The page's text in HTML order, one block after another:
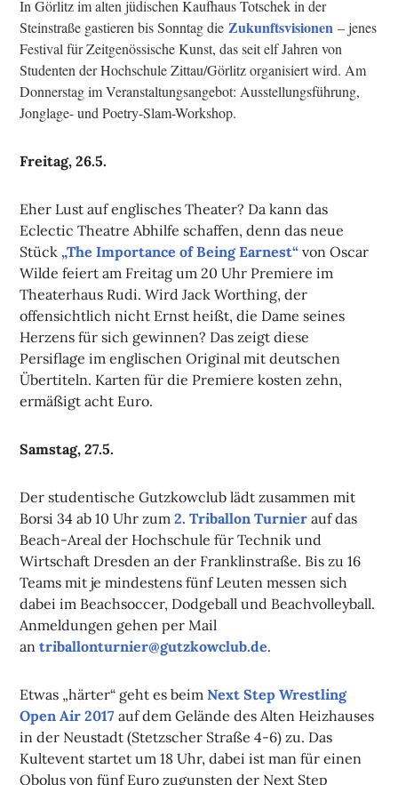
In Görlitz im alten jüdischen Kaufhaus Totschek in der
Steinstraße gastieren bis Sonntag die Zukunftsvisionen – jenes
Festival für Zeitgenössische Kunst, das seit elf Jahren von
Studenten der Hochschule Zittau/Görlitz organisiert wird. Am
Donnerstag im Veranstaltungsangebot: Ausstellungsführung,
Jonglage- und Poetry-Slam-Workshop.
Freitag, 26.5.
Eher Lust auf englisches Theater? Da kann das
Eclectic Theatre Abhilfe schaffen, denn das neue
Stück„The Importance of Being Earnest“ von Oscar
Wilde feiert am Freitag um 20 Uhr Premiere im
Theaterhaus Rudi. Wird Jack Worthing, der
offensichtlich nicht Ernst heißt, die Dame seines
Herzens für sich gewinnen? Das zeigt diese
Persiflage im englischen Original mit deutschen
Übertiteln. Karten für die Premiere kosten zehn,
ermäßigt acht Euro.
Samstag, 27.5.
Der studentische Gutzkowclub lädt zusammen mit
Borsi 34 ab 10 Uhr zum2. Triballon Turnier auf das
Beach-Areal der Hochschule für Technik und
Wirtschaft Dresden an der Franklinstraße. Bis zu 16
Teams mit je mindestens fünf Leuten messen sich
dabei im Beachsoccer, Dodgeball und Beachvolleyball.
Anmeldungen gehen per Mail
antriballonturnier@gutzkowclub.de.
Etwas „härter“ geht es beimNext Step Wrestling
Open Air 2017 auf dem Gelände des Alten Heizhauses
in der Neustadt (Stetzscher Straße 4-6) zu. Das
Kultevent startet um 18 Uhr, dabei ist man für einen
Obolus von fünf Euro zugunsten der Next Step